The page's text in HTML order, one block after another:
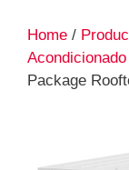
Home /
Package